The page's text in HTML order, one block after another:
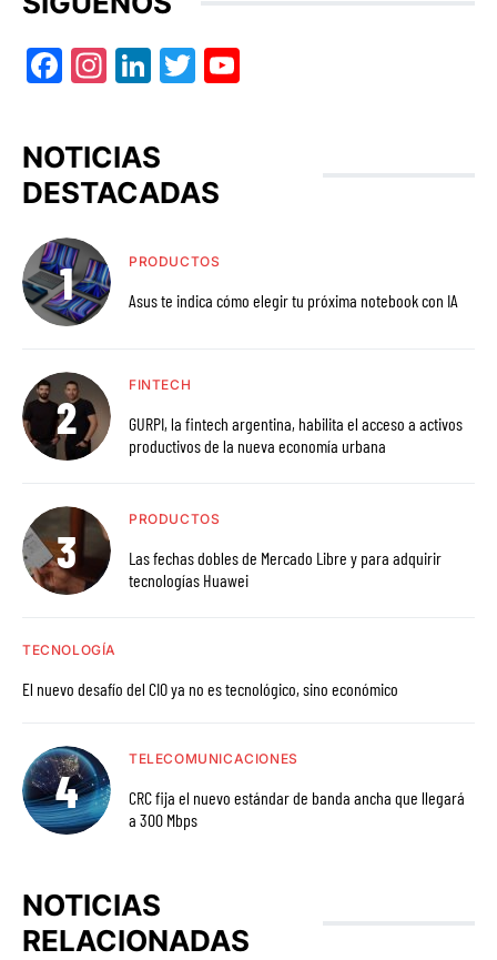
Facebook
Instagram
LinkedIn
Twitter
NOTICIAS
DESTACADAS
PRODUCTOS
Asus te indica cómo elegir tu próxima notebook con IA
FINTECH
GURPI, la fintech argentina, habilita el acceso a activos
productivos de la nueva economía urbana
PRODUCTOS
Las fechas dobles de Mercado Libre y para adquirir
tecnologías Huawei
TECNOLOGÍA
El nuevo desafío del CIO ya no es tecnológico, sino económico
TELECOMUNICACIONES
CRC fija el nuevo estándar de banda ancha que llegará
a 300 Mbps
NOTICIAS
RELACIONADAS